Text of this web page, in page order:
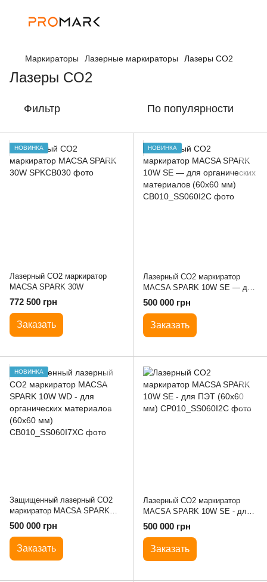
Маркираторы Лазерные маркираторы Лазеры CO2
Лазеры CO2
Фильтр По популярности
НОВИНКА
Лазерный CO2 маркиратор
MACSA SPARK 30W
772 500 грн
Заказать
НОВИНКА
Лазерный CO2 маркиратор
MACSA SPARK 10W SE — для
органических материалов
(60х60 мм)
500 000 грн
Заказать
НОВИНКА
Защищенный лазерный CO2
маркиратор MACSA SPARK
10W WD - для органических
материалов (60х60 мм)
500 000 грн
Заказать
Лазерный CO2 маркиратор
MACSA SPARK 10W SE - для
ПЭТ (60х60 мм)
500 000 грн
Заказать